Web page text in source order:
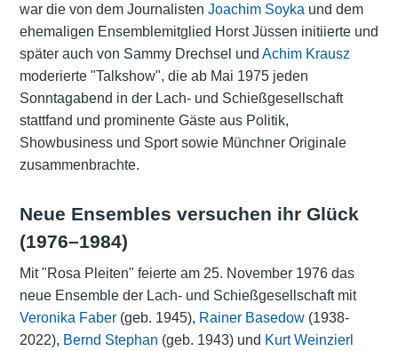
war die von dem Journalisten Joachim Soyka und dem
ehemaligen Ensemblemitglied Horst Jüssen initiierte und
später auch von Sammy Drechsel und Achim Krausz
moderierte "Talkshow", die ab Mai 1975 jeden
Sonntagabend in der Lach- und Schießgesellschaft
stattfand und prominente Gäste aus Politik,
Showbusiness und Sport sowie Münchner Originale
zusammenbrachte.
Neue Ensembles versuchen ihr Glück
(1976–1984)
Mit "Rosa Pleiten" feierte am 25. November 1976 das
neue Ensemble der Lach- und Schießgesellschaft mit
Veronika Faber(geb. 1945), Rainer Basedow(1938-
2022), Bernd Stephan (geb. 1943) und Kurt Weinzierl